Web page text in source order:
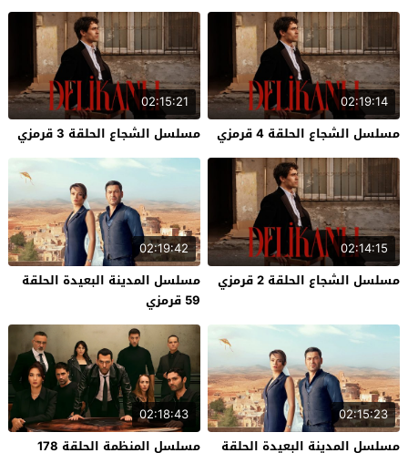
02:19:14
مسلسل الشجاع الحلقة 4 قرمزي
02:15:21
مسلسل الشجاع الحلقة 3 قرمزي
02:14:15
مسلسل الشجاع الحلقة 2 قرمزي
02:19:42
مسلسل المدينة البعيدة الحلقة
59 قرمزي
02:15:23
مسلسل المدينة البعيدة الحلقة
02:18:43
مسلسل المنظمة الحلقة 178